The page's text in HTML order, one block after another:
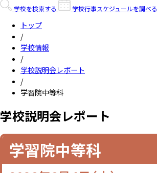
学校を検索する
学校行事スケジュールを調べる
トップ
/
学校情報
/
学校説明会レポート
/
学習院中等科
学校説明会レポート
校説明会レポート
学習院中等科